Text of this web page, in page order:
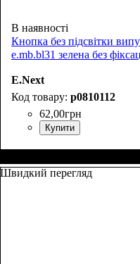
В наявності
Кнопка без підсвітки
e.mb.bl31 зелена без
E.Next
p0810112
62,00грн
Купити
Швидкий перегляд